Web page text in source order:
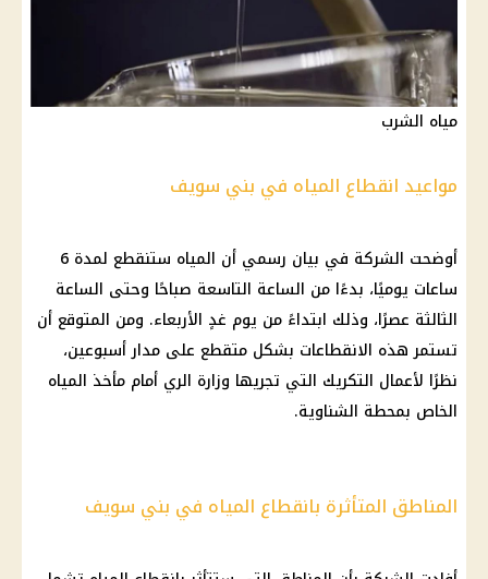
مياه الشرب
مواعيد انقطاع المياه في بني سويف
أوضحت الشركة في بيان رسمي أن المياه
ستنقطع لمدة 6
ساعات يوميًا، بدءًا من الساعة التاسعة صباحًا وحتى الساعة
الثالثة عصرًا، وذلك ابتداءً من يوم غدٍ الأربعاء. ومن المتوقع أن
تستمر هذه الانقطاعات بشكل متقطع على مدار أسبوعين،
نظرًا لأعمال التكريك التي تجريها وزارة الري أمام مأخذ المياه
الخاص بمحطة الشناوية.
المناطق المتأثرة بانقطاع المياه في بني سويف